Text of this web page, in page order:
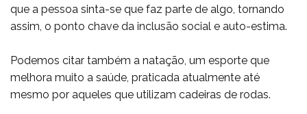
que a pessoa sinta-se que faz parte de algo, tornando
assim, o ponto chave da inclusão social e auto-estima.
Podemos citar também a natação, um esporte que
melhora muito a saúde, praticada atualmente até
mesmo por aqueles que utilizam cadeiras de rodas.